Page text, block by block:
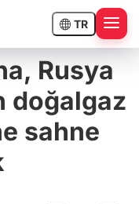
TR
Rusya
doğalgaz
sahne